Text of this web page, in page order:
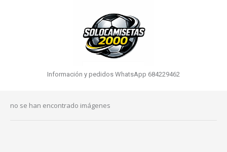
Información y pedidos WhatsApp 684229462
no se han encontrado imágenes